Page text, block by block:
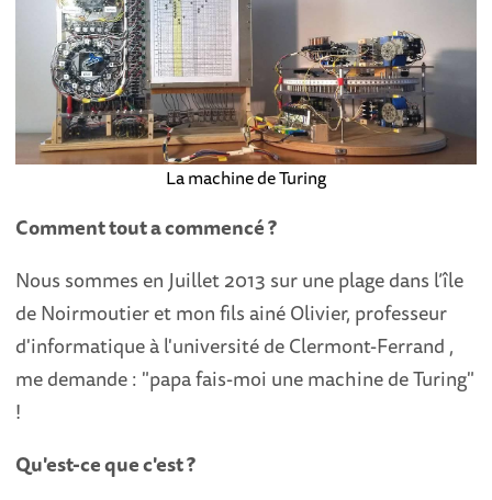
La machine de Turing
Comment tout a commencé ?
Nous sommes en Juillet 2013 sur une plage dans l’île
de Noirmoutier et mon fils ainé Olivier, professeur
d'informatique à l'université de Clermont-Ferrand ,
me demande : "papa fais-moi une machine de Turing"
!
Qu'est-ce que c'est ?